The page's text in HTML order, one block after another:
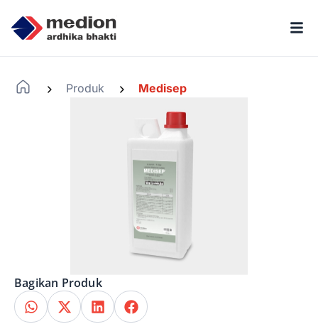
Produk Medisep
Bagikan Produk